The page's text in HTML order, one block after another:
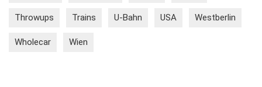
Throwups Trains U-Bahn USA Westberlin
Wholecar Wien